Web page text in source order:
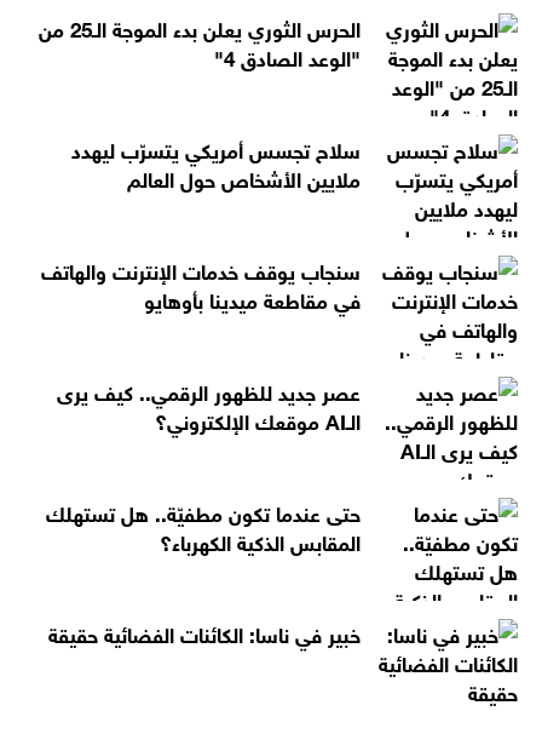
الحرس الثوري يعلن بدء الموجة الـ25 من
"الوعد الصادق 4"
سلاح تجسس أمريكي يتسرّب ليهدد
ملايين الأشخاص حول العالم
سنجاب يوقف خدمات الإنترنت والهاتف
في مقاطعة ميدينا بأوهايو
عصر جديد للظهور الرقمي.. كيف يرى
الـAI موقعك الإلكتروني؟
حتى عندما تكون مطفيّة.. هل تستهلك
المقابس الذكية الكهرباء؟‎
خبير في ناسا: الكائنات الفضائية حقيقة